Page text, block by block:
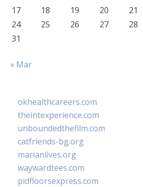
17
18 19 20 21
24
25 26 27 28
31
« Mar
okhealthcareers.com
theintexperience.com
unboundedthefilm.com
catfriends-bg.org
marianlives.org
waywardtees.com
pidfloorsexpress.com